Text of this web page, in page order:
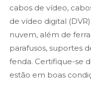
cabos de vídeo,
de vídeo digital
nuvem, além de
parafusos, suportes
fenda. Certifique-se
estão em boas